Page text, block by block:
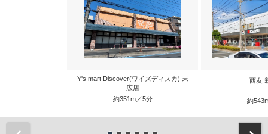
Y's mart Discover(ワイズディスカ) 末
広店
約351m／5分
西友
約